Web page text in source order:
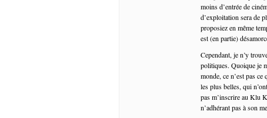
moins d’entrée de
d’exploitation sera de
proposiez en même
est (en partie)
Cependant, je n’y
politiques. Quoique je
monde, ce n’est pas
les plus belles, qui
pas m’inscrire au Klu
n’adhérant pas à son